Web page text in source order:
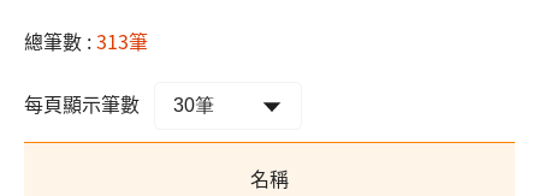
總筆數 :313筆
每頁顯示筆數
名稱